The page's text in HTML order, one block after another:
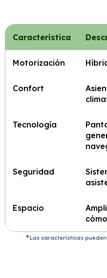
Característica
Motorización
Confort
Tecnología
Seguridad
Espacio
Las características